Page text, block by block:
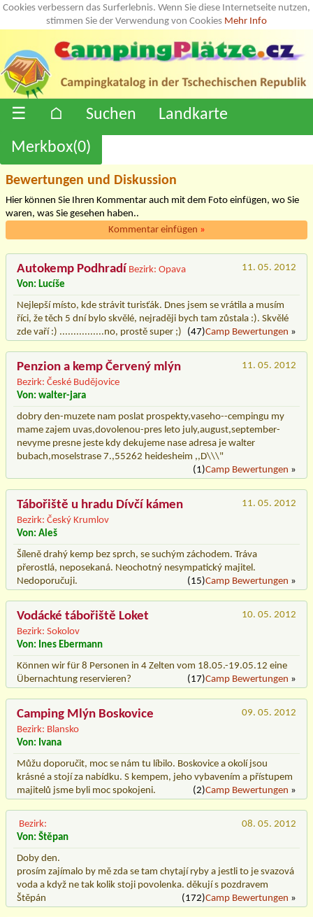
Cookies verbessern das Surferlebnis. Wenn Sie diese Internetseite nutzen,
stimmen Sie der Verwendung von Cookies Mehr Info
☰ ⌂ Suchen
Landkarte
Merkbox(0)
Bewertungen und Diskussion
Hier können Sie Ihren Kommentar auch mit dem Foto einfügen, wo Sie
waren, was Sie gesehen haben..
Kommentar einfügen »
Autokemp Podhradí Bezirk: Opava
11. 05. 2012
Von: Lucíše
Nejlepší místo, kde strávit turisťák. Dnes jsem se vrátila a musím
říci, že těch 5 dní bylo skvělé, nejraději bych tam zůstala :). Skvělé
zde vaří :) ................no, prostě super ;)
(47)Camp Bewertungen »
Penzion a kemp Červený mlýn
Bezirk: České Budějovice
11. 05. 2012
Von: walter-jara
dobry den-muzete nam poslat prospekty,vaseho--cempingu my
mame zajem uvas,dovolenou-pres leto july,august,september-
nevyme presne jeste kdy dekujeme nase adresa je walter
bubach,moselstrase 7.,55262 heidesheim ,,D\\\"
(1)Camp Bewertungen »
Tábořiště u hradu Dívčí kámen
Bezirk: Český Krumlov
11. 05. 2012
Von: Aleš
Šíleně drahý kemp bez sprch, se suchým záchodem. Tráva
přerostlá, neposekaná. Neochotný nesympatický majitel.
Nedoporučuji.
(15)Camp Bewertungen »
Vodácké tábořiště Loket
Bezirk: Sokolov
10. 05. 2012
Von: Ines Ebermann
Können wir für 8 Personen in 4 Zelten vom 18.05.-19.05.12 eine
Übernachtung reservieren?
(17)Camp Bewertungen »
Camping Mlýn Boskovice
Bezirk: Blansko
09. 05. 2012
Von: Ivana
Můžu doporučit, moc se nám tu líbilo. Boskovice a okolí jsou
krásné a stojí za nabídku. S kempem, jeho vybavením a přístupem
majitelů jsme byli moc spokojeni.
(2)Camp Bewertungen »
Bezirk:
08. 05. 2012
Von: Štěpan
Doby den.
prosím zajímalo by mě zda se tam chytají ryby a jestli to je svazová
voda a když ne tak kolik stoji povolenka. děkují s pozdravem
Štěpán
(172)Camp Bewertungen »